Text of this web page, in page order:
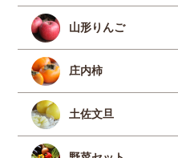
山形りんご
庄内柿
土佐文旦